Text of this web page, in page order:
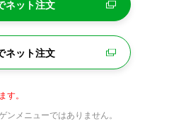
ネット注文
ネット注文
す。
メニューではありません。